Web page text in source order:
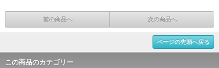
前の商品へ 次の商品へ
ページの先頭へ戻る
この商品のカテゴリー